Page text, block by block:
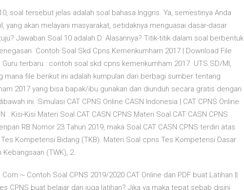
soal tersebut jelas adalah soal bahasa Inggris. Ya, semestinya Anda
yang akan melayani masyarakat, setidaknya menguasai dasar-dasar
Jawaban Soal 10 adalah D. Alasannya? Titik-titik dalam soal berbentuk
Contoh Soal Skd Cpns Kemenkumham 2017 | Download File
Guru terbaru : contoh soal skd cpns kemenkumham 2017. UTS SD/MI,
mana file berikut ini adalah kumpulan dari berbagi sumber tentang
2017 yang bisa bapak/ibu gunakan dan diunduh secara gratis dengan
ini. Simulasi CAT CPNS Online CASN Indonesia | CAT CPNS Online
. Kisi-Kisi Materi Soal CAT CASN CPNS Materi Soal CAT CASN CPNS
RB Nomor 23 Tahun 2019, maka Soal CAT CASN CPNS terdiri atas
Kompetensi Bidang (TKB). Materi Soal cpns Tes Kompetensi Dasar
(TWK), 2.
~ Contoh Soal CPNS 2019/2020 CAT Online dan PDF buat Latihan ||
CPNS buat belajar dan juga latihan? Jika ya maka tepat sebab disini